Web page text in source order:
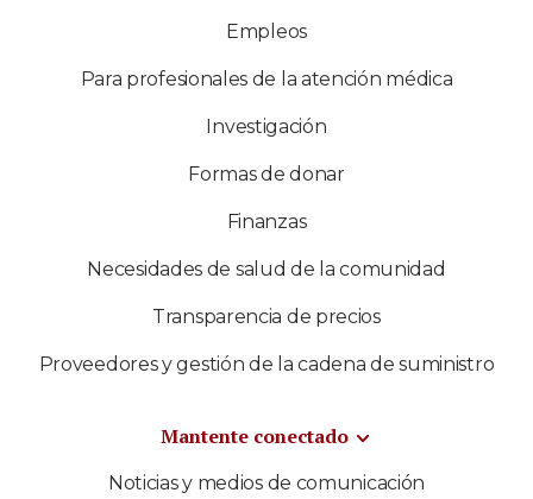
Empleos
Para profesionales de la atención médica
Investigación
Formas de donar
Finanzas
Necesidades de salud de la comunidad
Transparencia de precios
Proveedores y gestión de la cadena de suministro
Mantente conectado
Noticias y medios de comunicación